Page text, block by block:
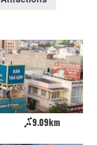
9.09km